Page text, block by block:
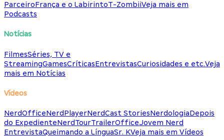
ParceiroFrança e o LabirintoT-ZombiiVeja mais em
Podcasts
Notícias
FilmesSéries, TV e
StreamingGamesCríticasEntrevistasCuriosidades e etc.Veja
mais em Notícias
Vídeos
NerdOfficeNerdPlayerNerdCast StoriesNerdologiaDepois
do ExpedienteNerdTourTrailerOfficeJovem Nerd
EntrevistaQueimando a LínguaSr. KVeja mais em Vídeos